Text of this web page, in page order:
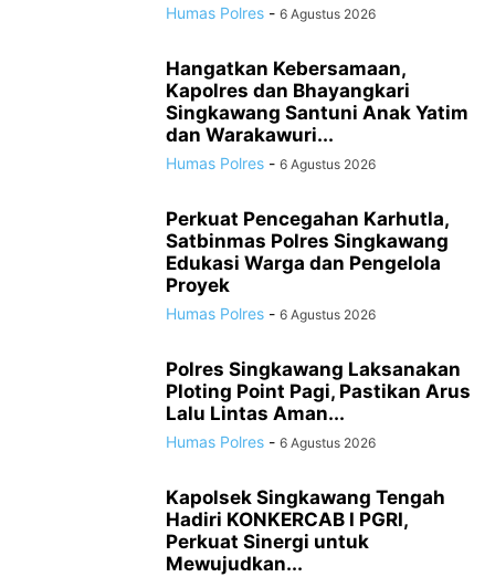
Humas Polres - 6 Agustus 2026
Hangatkan Kebersamaan,
Kapolres dan Bhayangkari
Singkawang Santuni Anak Yatim
dan Warakawuri...
Humas Polres - 6 Agustus 2026
Perkuat Pencegahan Karhutla,
Satbinmas Polres Singkawang
Edukasi Warga dan Pengelola
Proyek
Humas Polres - 6 Agustus 2026
Polres Singkawang Laksanakan
Ploting Point Pagi, Pastikan Arus
Lalu Lintas Aman...
Humas Polres - 6 Agustus 2026
Kapolsek Singkawang Tengah
Hadiri KONKERCAB I PGRI,
Perkuat Sinergi untuk
Mewujudkan...